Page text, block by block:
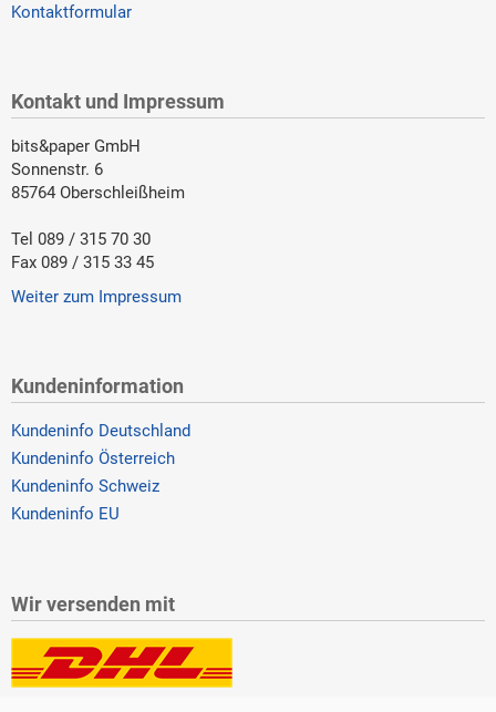
Kontaktformular
Kontakt und Impressum
bits&paper GmbH
Sonnenstr. 6
85764 Oberschleißheim
Tel 089 / 315 70 30
Fax 089 / 315 33 45
Weiter zum Impressum
Kundeninformation
Kundeninfo Deutschland
Kundeninfo Österreich
Kundeninfo Schweiz
Kundeninfo EU
Wir versenden mit